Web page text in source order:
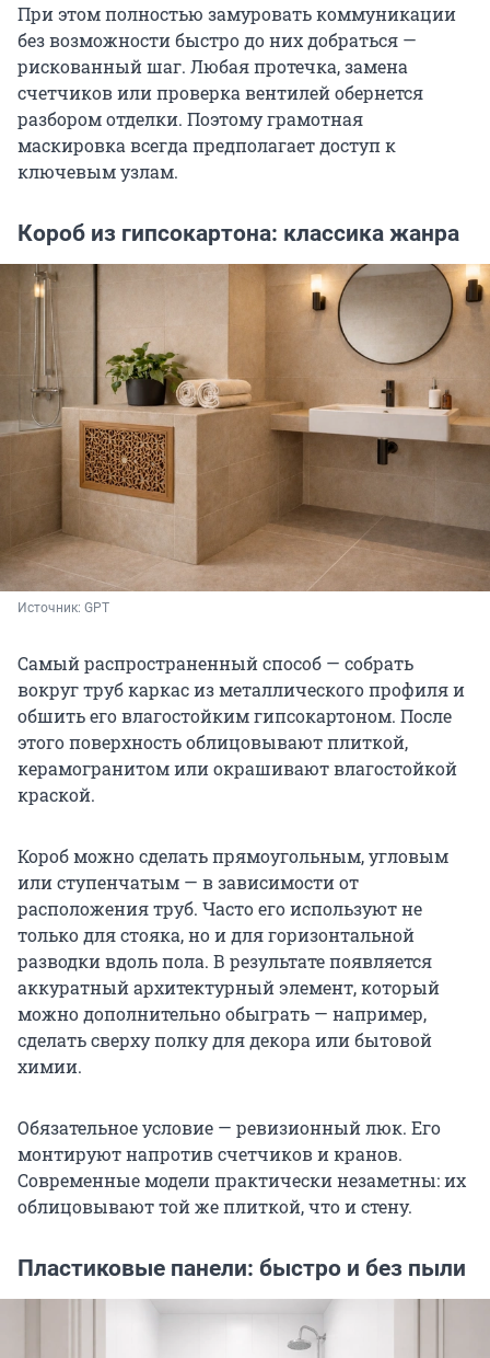
При этом полностью замуровать коммуникации
без возможности быстро до них добраться —
рискованный шаг. Любая протечка, замена
счетчиков или проверка вентилей обернется
разбором отделки. Поэтому грамотная
маскировка всегда предполагает доступ к
ключевым узлам.
Короб из гипсокартона: классика жанра
Источник: GPT
Самый распространенный способ — собрать
вокруг труб каркас из металлического профиля и
обшить его влагостойким гипсокартоном. После
этого поверхность облицовывают плиткой,
керамогранитом или окрашивают влагостойкой
краской.
Короб можно сделать прямоугольным, угловым
или ступенчатым — в зависимости от
расположения труб. Часто его используют не
только для стояка, но и для горизонтальной
разводки вдоль пола. В результате появляется
аккуратный архитектурный элемент, который
можно дополнительно обыграть — например,
сделать сверху полку для декора или бытовой
химии.
Обязательное условие — ревизионный люк. Его
монтируют напротив счетчиков и кранов.
Современные модели практически незаметны: их
облицовывают той же плиткой, что и стену.
Пластиковые панели: быстро и без пыли